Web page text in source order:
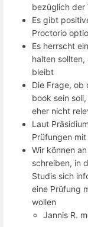
bezüglich der
Es gibt
Proctorio
Es herrscht
halten
bleibt
Die Frage,
book sein
eher nicht
Laut
Prüfungen
Wir können
schreiben, in
Studis sich
eine Prüfung
wollen
Jannis R.